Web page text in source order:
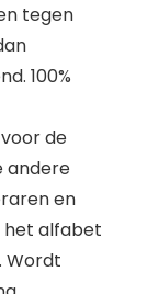
tegen
100%
de
andere
en
het alfabet
Wordt